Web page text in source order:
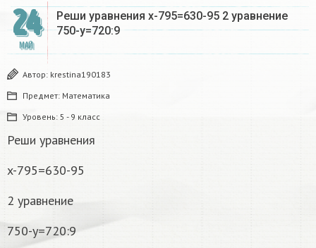
24
МАЙ
Реши уравнения x-795=630-95 2 уравнение
750-y=720:9
Автор: krestina190183
Предмет: Математика
Уровень: 5 - 9 класс
Реши уравнения
x-795=630-95
2 уравнение
750-y=720:9